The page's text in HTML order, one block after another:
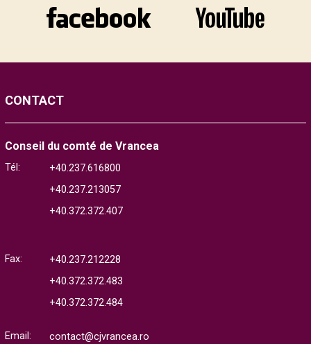
CONTACT
Conseil du comté de Vrancea
Tél:
+40.237.616800
+40.237.213057
+40.372.372.407
Fax:
+40.237.212228
+40.372.372.483
+40.372.372.484
Email: contact@cjvrancea.ro